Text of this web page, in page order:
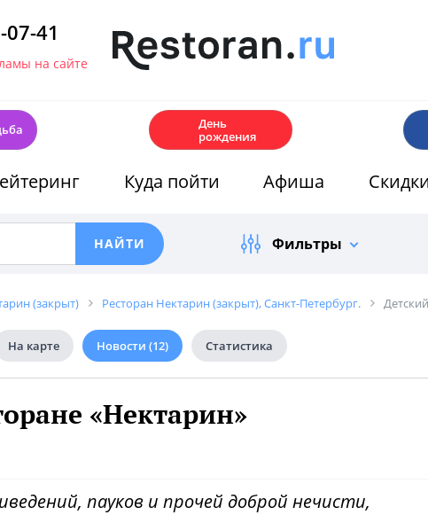
41
на сайте
День
рождения
Куда пойти Афиша Скидки
Фильтры
(закрыт) Ресторан Нектарин (закрыт), Санкт-Петербург.
На карте Новости (12) Статистика
«Нектарин»
пауков и прочей доброй нечисти,